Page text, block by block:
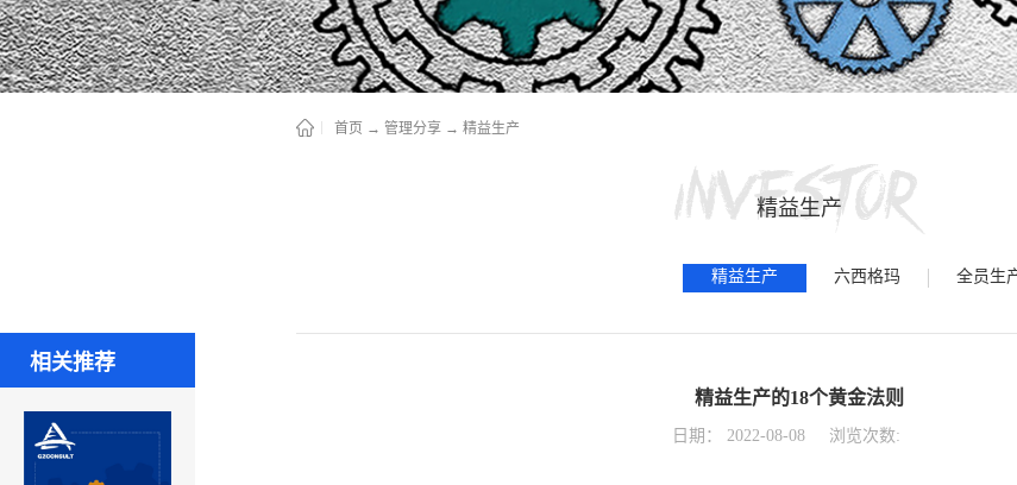
相关推荐
首页 → 管理分享 → 精益生产
精益生产
精益生产 六西格玛 全员生
精益生产的18个黄金法则
日期： 2022-08-08 浏览次数: